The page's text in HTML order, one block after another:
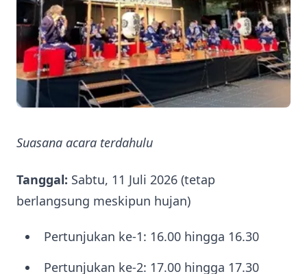
Suasana acara terdahulu
Tanggal: Sabtu, 11 Juli 2026 (tetap
berlangsung meskipun hujan)
Pertunjukan ke-1: 16.00 hingga 16.30
Pertunjukan ke-2: 17.00 hingga 17.30